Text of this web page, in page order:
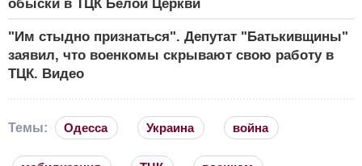
обыски в ТЦК Белой Церкви
"Им стыдно признаться". Депутат "Батькивщины"
заявил, что военкомы скрывают свою работу в
ТЦК. Видео
Темы: Одесса Украина война